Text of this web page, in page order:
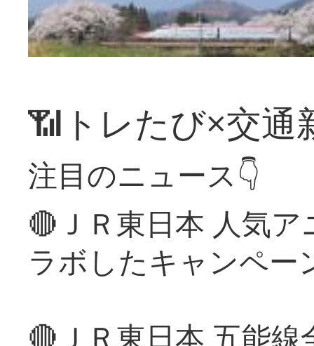
📶トレたび×交通
注目のニュース👇
🔴ＪＲ東日本 人気
ラボしたキャンペー
🔴ＪＲ東日本 五能